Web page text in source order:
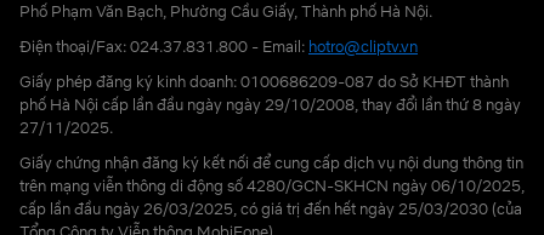
Phố Phạm Văn Bạch, Phường Cầu Giấy, Thành phố Hà Nội.
Điện thoại/Fax: 024.37.831.800 - Email: hotro@cliptv.vn
Giấy phép đăng ký kinh doanh: 0100686209-087 do Sở KHĐT thành
phố Hà Nội cấp lần đầu ngày ngày 29/10/2008, thay đổi lần thứ 8 ngày
27/11/2025.
Giấy chứng nhận đăng ký kết nối để cung cấp dịch vụ nội dung thông tin
trên mạng viễn thông di động số 4280/GCN-SKHCN ngày 06/10/2025,
cấp lần đầu ngày 26/03/2025, có giá trị đến hết ngày 25/03/2030 (của